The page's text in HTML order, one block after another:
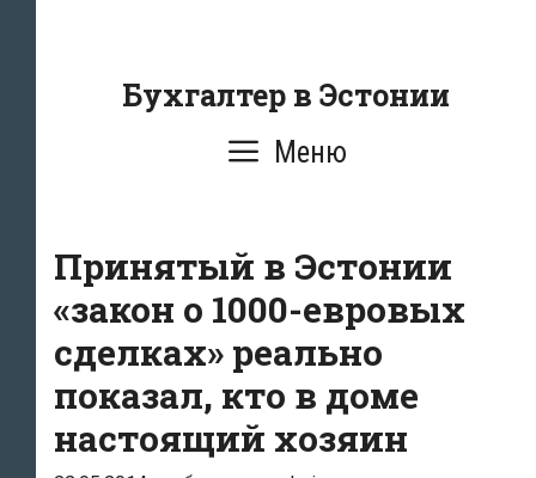
содержаниюБухгалтер в Эстонии
Меню
Принятый в Эстонии
«закон о 1000-евровых
сделках» реально
показал, кто в доме
настоящий хозяин